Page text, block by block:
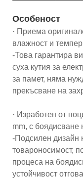
Особеност
· Приема
влажност и
-Това гарантира
суха кутия за
за памет, няма
прекъсване на
· Изработен от
mm, с боядисване
-Подсилен дизайн
товароносимост,
процеса на
устойчивост